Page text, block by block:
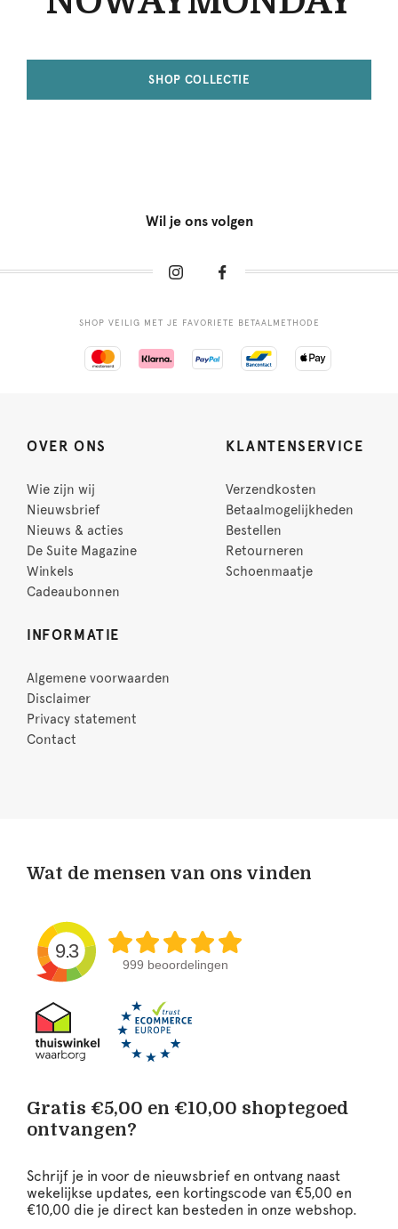
SHOP COLLECTIE
Wil je ons volgen
SHOP VEILIG MET JE FAVORIETE BETAALMETHODE
OVER ONS
Wie zijn wij
Nieuwsbrief
Nieuws & acties
De Suite Magazine
Winkels
Cadeaubonnen
KLANTENSERVICE
Verzendkosten
Betaalmogelijkheden
Bestellen
Retourneren
Schoenmaatje
INFORMATIE
Algemene voorwaarden
Disclaimer
Privacy statement
Contact
Wat de mensen van ons vinden
9.3
999 beoordelingen
Gratis €5,00 en €10,00 shoptegoed
ontvangen?
Schrijf je in voor de nieuwsbrief en ontvang naast
wekelijkse updates, een kortingscode van €5,00 en
€10,00 die je direct kan besteden in onze webshop.